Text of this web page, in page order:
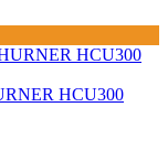
HCU300